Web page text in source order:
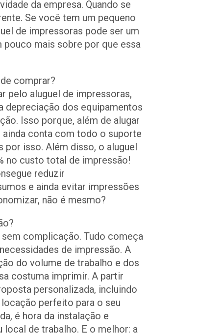
da empresa. Quando se
Se você tem um pequeno
de impressoras pode ser um
pouco mais sobre por que essa
comprar?
pelo aluguel de impressoras,
depreciação dos equipamentos
Isso porque, além de alugar
conta com todo o suporte
por isso. Além disso, o aluguel
no custo total de impressão!
reduzir
e ainda evitar impressões
não é mesmo?
complicação. Tudo começa
de impressão. A
do volume de trabalho e dos
costuma imprimir. A partir
personalizada, incluindo
perfeito para o seu
é hora da instalação e
de trabalho. E o melhor: a